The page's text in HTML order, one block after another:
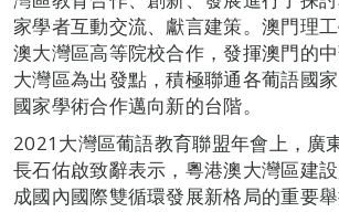
家學者互動交流、獻言建策。澳門理
澳大灣區高等院校合作，發揮澳門的
大灣區為出發點，積極聯通各葡語國
國家學術合作邁向新的台階。
2021大灣區葡語教育聯盟年會上，廣
長石佑啟致辭表示，粵港澳大灣區建
成國內國際雙循環發展新格局的重要